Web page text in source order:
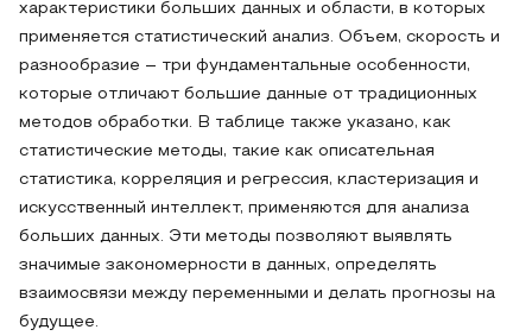
характеристики больших данных и области, в которых
применяется статистический анализ. Объем, скорость и
разнообразие – три фундаментальные особенности,
которые отличают большие данные от традиционных
методов обработки. В таблице также указано, как
статистические методы, такие как описательная
статистика, корреляция и регрессия, кластеризация и
искусственный интеллект, применяются для анализа
больших данных. Эти методы позволяют выявлять
значимые закономерности в данных, определять
взаимосвязи между переменными и делать прогнозы на
будущее.